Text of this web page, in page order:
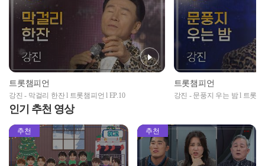
트롯챔피언
강진 - 막걸리 한잔 l 트롯챔피언 l EP.10
트롯챔피언
강진 - 문풍지 우는 밤 l 트롯챔
인기 추천 영상
추천 추천